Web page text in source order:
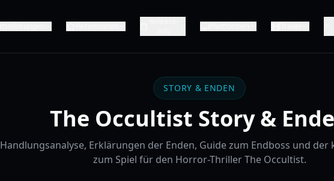
STORY & ENDEN
The Occultist Story &
Handlungsanalyse, Erklärungen der Enden, Guide zum Endboss und der
zum Spiel für den Horror-Thriller The Occultist.